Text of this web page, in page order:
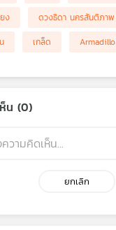
ง
ดวงธิดา นครสันติภาพ
เกล็ด Armadillo
น (0)
ยกเลิก